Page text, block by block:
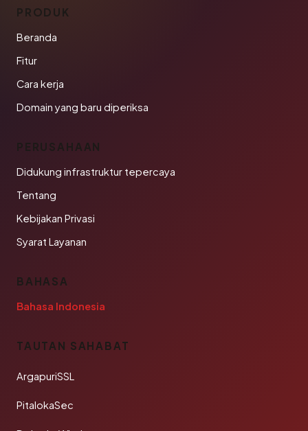
PRODUK
Beranda
Fitur
Cara kerja
Domain yang baru diperiksa
PERUSAHAAN
Didukung infrastruktur tepercaya
Tentang
Kebijakan Privasi
Syarat Layanan
BAHASA
Bahasa Indonesia
TAUTAN SAHABAT
ArgapuriSSL
PitalokaSec